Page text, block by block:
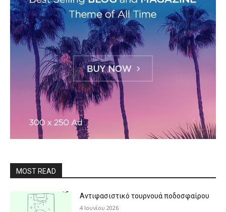
MOST READ
Αντιφασιστικό τουρνουά ποδοσφαίρου
4 Ιουνίου 2026